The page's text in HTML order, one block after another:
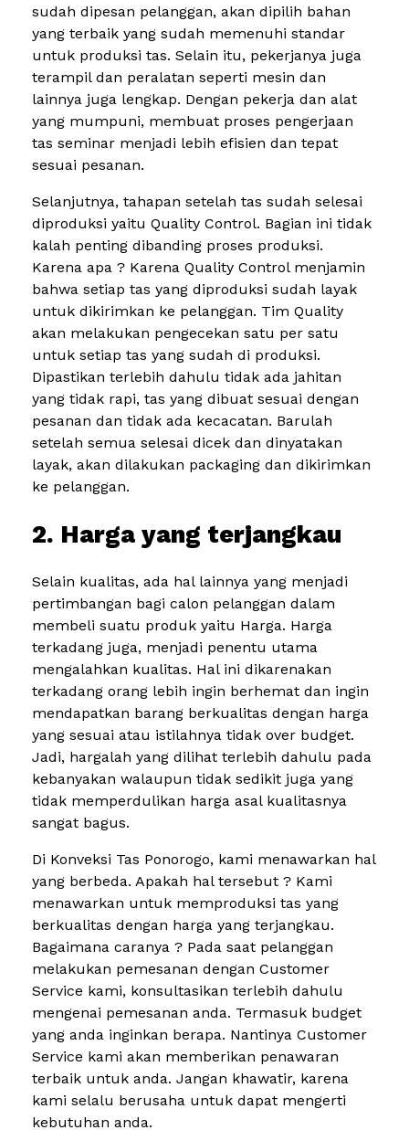
sudah dipesan pelanggan, akan dipilih bahan
yang terbaik yang sudah memenuhi standar
untuk produksi tas. Selain itu, pekerjanya juga
terampil dan peralatan seperti mesin dan
lainnya juga lengkap. Dengan pekerja dan alat
yang mumpuni, membuat proses pengerjaan
tas seminar menjadi lebih efisien dan tepat
sesuai pesanan.
Selanjutnya, tahapan setelah tas sudah selesai
diproduksi yaitu Quality Control. Bagian ini tidak
kalah penting dibanding proses produksi.
Karena apa ? Karena Quality Control menjamin
bahwa setiap tas yang diproduksi sudah layak
untuk dikirimkan ke pelanggan. Tim Quality
akan melakukan pengecekan satu per satu
untuk setiap tas yang sudah di produksi.
Dipastikan terlebih dahulu tidak ada jahitan
yang tidak rapi, tas yang dibuat sesuai dengan
pesanan dan tidak ada kecacatan. Barulah
setelah semua selesai dicek dan dinyatakan
layak, akan dilakukan packaging dan dikirimkan
ke pelanggan.
2. Harga yang terjangkau
Selain kualitas, ada hal lainnya yang menjadi
pertimbangan bagi calon pelanggan dalam
membeli suatu produk yaitu Harga. Harga
terkadang juga, menjadi penentu utama
mengalahkan kualitas. Hal ini dikarenakan
terkadang orang lebih ingin berhemat dan ingin
mendapatkan barang berkualitas dengan harga
yang sesuai atau istilahnya tidak over budget.
Jadi, hargalah yang dilihat terlebih dahulu pada
kebanyakan walaupun tidak sedikit juga yang
tidak memperdulikan harga asal kualitasnya
sangat bagus.
Di Konveksi Tas Ponorogo, kami menawarkan hal
yang berbeda. Apakah hal tersebut ? Kami
menawarkan untuk memproduksi tas yang
berkualitas dengan harga yang terjangkau.
Bagaimana caranya ? Pada saat pelanggan
melakukan pemesanan dengan Customer
Service kami, konsultasikan terlebih dahulu
mengenai pemesanan anda. Termasuk budget
yang anda inginkan berapa. Nantinya Customer
Service kami akan memberikan penawaran
terbaik untuk anda. Jangan khawatir, karena
kami selalu berusaha untuk dapat mengerti
kebutuhan anda.